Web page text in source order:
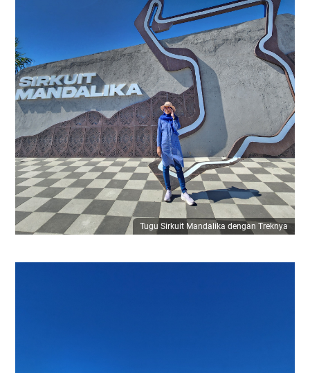
Tugu Sirkuit Mandalika dengan Treknya